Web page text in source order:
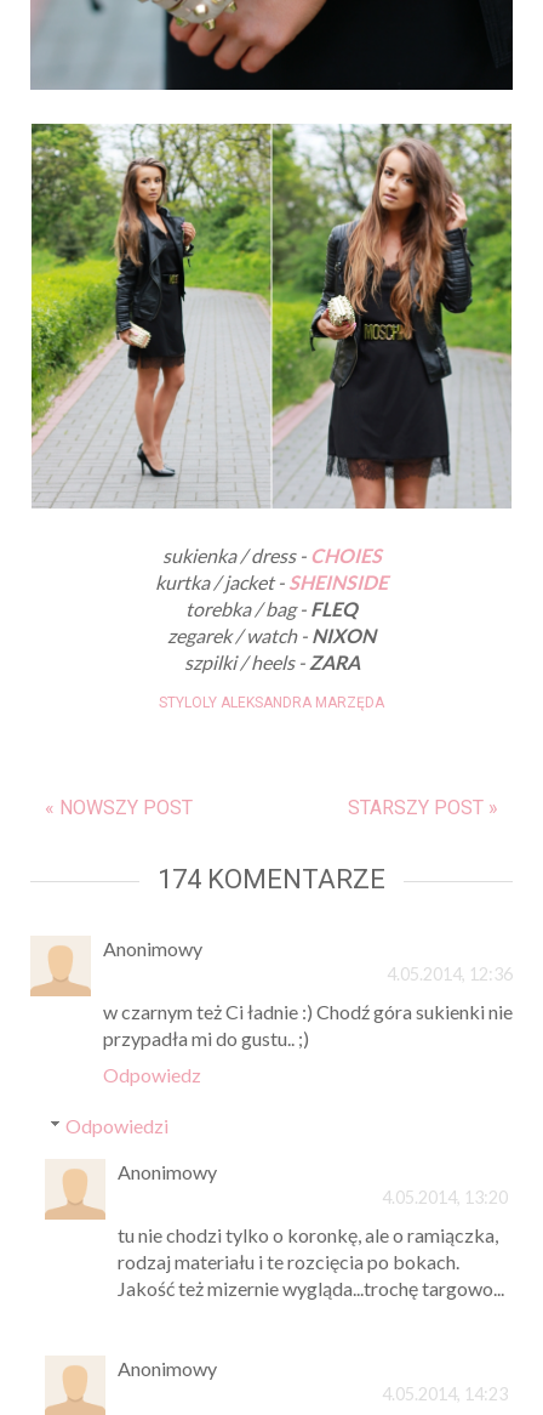
sukienka / dress - CHOIES
kurtka / jacket - SHEINSIDE
torebka / bag - FLEQ
zegarek / watch - NIXON
szpilki / heels - ZARA
STYLOLY ALEKSANDRA MARZĘDA
« NOWSZY POST STARSZY POST »
174 KOMENTARZE
Anonimowy
4.05.2014, 12:36
w czarnym też Ci ładnie :) Chodź góra sukienki nie
przypadła mi do gustu.. ;)
Odpowiedz
Odpowiedzi
Anonimowy
4.05.2014, 13:20
tu nie chodzi tylko o koronkę, ale o ramiączka,
rodzaj materiału i te rozcięcia po bokach.
Jakość też mizernie wygląda...trochę targowo...
Anonimowy
4.05.2014, 14:23